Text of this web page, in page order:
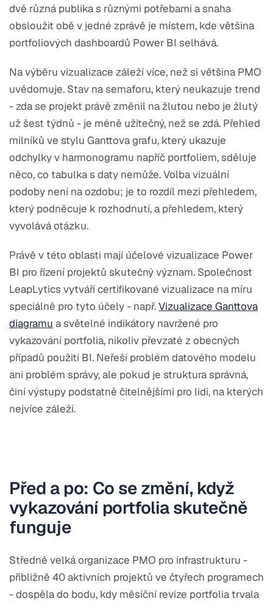
dvě různá publika s různými potřebami a snaha
obsloužit obě v jedné zprávě je místem, kde většina
portfoliových dashboardů Power BI selhává.
Na výběru vizualizace záleží více, než si většina PMO
uvědomuje. Stav na semaforu, který neukazuje trend
- zda se projekt právě změnil na žlutou nebo je žlutý
už šest týdnů - je méně užitečný, než se zdá. Přehled
milníků ve stylu Ganttova grafu, který ukazuje
odchylky v harmonogramu napříč portfoliem, sděluje
něco, co tabulka s daty nemůže. Volba vizuální
podoby není na ozdobu; je to rozdíl mezi přehledem,
který podněcuje k rozhodnutí, a přehledem, který
vyvolává otázku.
Právě v této oblasti mají účelové vizualizace Power
BI pro řízení projektů skutečný význam. Společnost
LeapLytics vytváří certifikované vizualizace na míru
speciálně pro tyto účely - např.Vizualizace Ganttova
diagramu a světelné indikátory navržené pro
vykazování portfolia, nikoliv převzaté z obecných
případů použití BI. Neřeší problém datového modelu
ani problém správy, ale pokud je struktura správná,
činí výstupy podstatně čitelnějšími pro lidi, na kterých
nejvíce záleží.
Před a po: Co se změní, když
vykazování portfolia skutečně
funguje
Středně velká organizace PMO pro infrastrukturu -
přibližně 40 aktivních projektů ve čtyřech programech
- dospěla do bodu, kdy měsíční revize portfolia trvala